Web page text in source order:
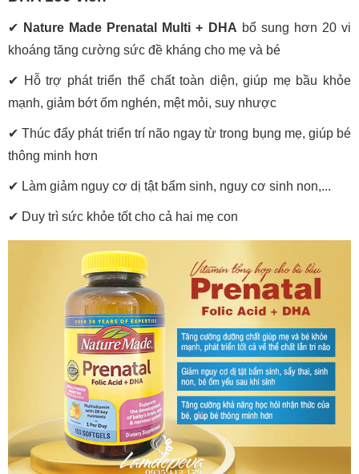
✔ Nature Made Prenatal Multi + DHA bổ sung hơn 20 vi
khoáng tăng cường sức đề kháng cho mẹ và bé
✔ Hỗ trợ phát triển thể chất toàn diện, giúp mẹ bầu khỏe
mạnh, giảm bớt ốm nghén, mệt mỏi, suy nhược
✔ Thúc đẩy phát triển trí não ngay từ trong bụng mẹ, giúp bé
thông minh hơn
✔ Làm giảm nguy cơ dị tật bẩm sinh, nguy cơ sinh non,...
✔ Duy trì sức khỏe tốt cho cả hai mẹ con